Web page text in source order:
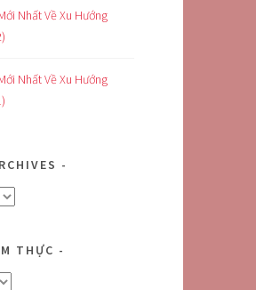
Nhất Về Xu Hướng
Nhất Về Xu Hướng
THỰC